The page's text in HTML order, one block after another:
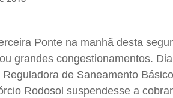
Ponte na manhã desta
grandes congestionamentos.
de Saneamento
Rodosol suspendesse a